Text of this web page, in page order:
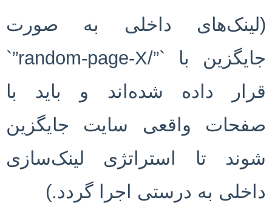
(لینک‌های داخلی به صورت
جایگزین با `”/random-page-X”`
قرار داده شده‌اند و باید با
صفحات واقعی سایت جایگزین
شوند تا استراتژی لینک‌سازی
داخلی به درستی اجرا گردد.)